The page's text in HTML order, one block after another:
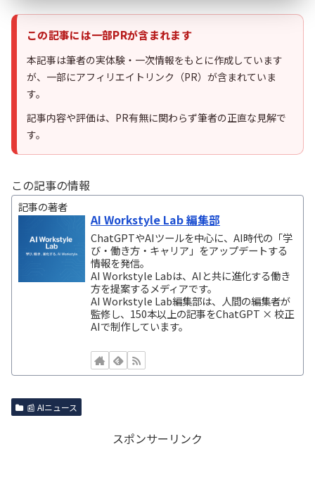
この記事には一部PRが含まれます
本記事は筆者の実体験・一次情報をもとに作成しています
が、一部にアフィリエイトリンク（PR）が含まれていま
す。
記事内容や評価は、PR有無に関わらず筆者の正直な見解で
す。
この記事の情報
記事の著者
AI Workstyle Lab 編集部
ChatGPTやAIツールを中心に、AI時代の「学
び・働き方・キャリア」をアップデートする
情報を発信。
AI Workstyle Labは、AIと共に進化する働き
方を提案するメディアです。
AI Workstyle Lab編集部は、人間の編集者が
監修し、150本以上の記事をChatGPT × 校正
AIで制作しています。
📰 AIニュース
スポンサーリンク